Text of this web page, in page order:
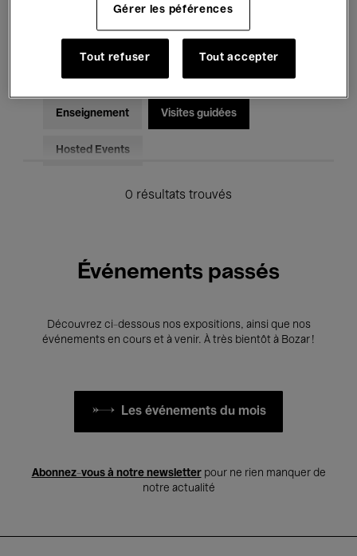
Musique électronique
Pour tous Kids’ Palace
Enseignement Visites guidées
Hosted Events
0 résultats trouvés
Événements passés
Découvrez ci-dessous nos expositions, ainsi que nos
événements en cours et à venir. À très bientôt à Bozar !
Les événements du mois
Abonnez-vous à notre newsletterpour ne rien manquer de
notre actualité
Gérer les péférences
Tout refuser Tout accepter